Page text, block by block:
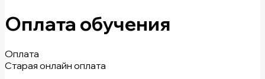
Оплата обучения
Оплата
Старая онлайн оплата